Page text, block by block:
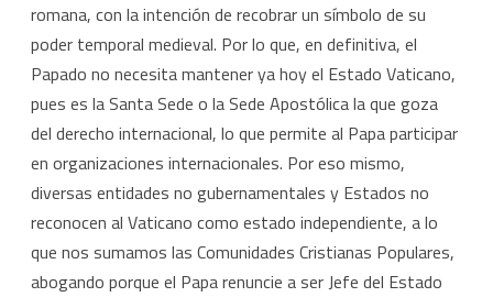
romana, con la intención de recobrar un símbolo de su
poder temporal medieval. Por lo que, en definitiva, el
Papado no necesita mantener ya hoy el Estado Vaticano,
pues es la Santa Sede o la Sede Apostólica la que goza
del derecho internacional, lo que permite al Papa participar
en organizaciones internacionales. Por eso mismo,
diversas entidades no gubernamentales y Estados no
reconocen al Vaticano como estado independiente, a lo
que nos sumamos las Comunidades Cristianas Populares,
abogando porque el Papa renuncie a ser Jefe del Estado